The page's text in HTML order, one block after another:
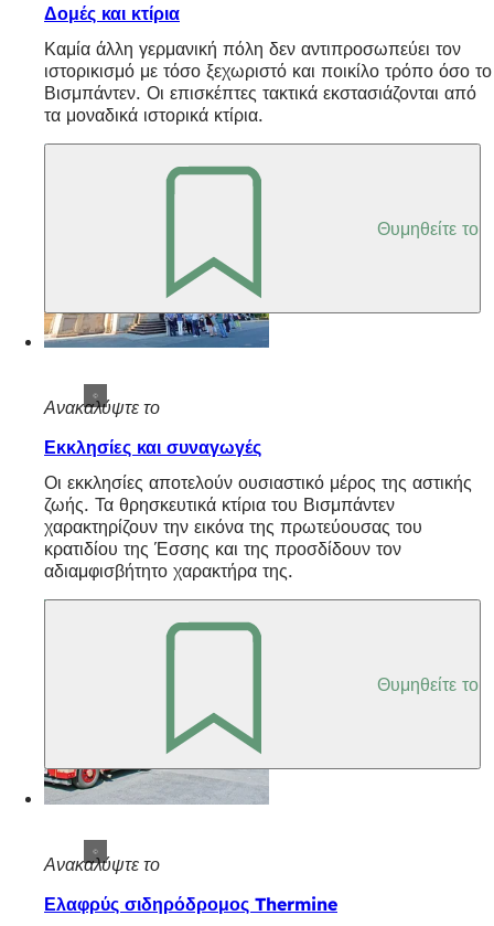
Δομές και κτίρια
Καμία άλλη γερμανική πόλη δεν αντιπροσωπεύει τον
ιστορικισμό με τόσο ξεχωριστό και ποικίλο τρόπο όσο το
Βισμπάντεν. Οι επισκέπτες τακτικά εκστασιάζονται από
τα μοναδικά ιστορικά κτίρια.
Θυμηθείτε το
Ανακαλύψτε το
Εκκλησίες και συναγωγές
Οι εκκλησίες αποτελούν ουσιαστικό μέρος της αστικής
ζωής. Τα θρησκευτικά κτίρια του Βισμπάντεν
χαρακτηρίζουν την εικόνα της πρωτεύουσας του
κρατιδίου της Έσσης και της προσδίδουν τον
αδιαμφισβήτητο χαρακτήρα της.
Θυμηθείτε το
Ανακαλύψτε το
Ελαφρύς σιδηρόδρομος Thermine